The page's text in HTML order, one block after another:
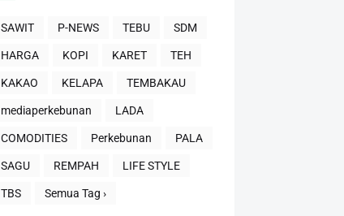
SAWIT P-NEWS TEBU SDM
HARGA KOPI KARET TEH
KAKAO KELAPA TEMBAKAU
mediaperkebunan LADA
COMODITIES Perkebunan PALA
SAGU REMPAH LIFE STYLE
TBS Semua Tag ›